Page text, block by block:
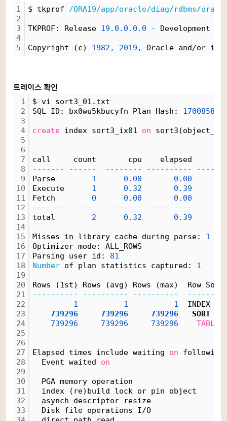
1
2
3
4
5
$ tkprof /ORA19/app/oracle/diag/rdbms/
TKPROF: Release 19.0.0.0.0 - Development
Copyright (c) 1982, 2019, Oracle and/or
트레이스 확인
1
2
3
4
5
6
7
8
9
10
11
12
13
14
15
16
17
18
19
20
21
22
23
24
25
26
27
28
29
30
31
32
33
$ vi sort3_01.txt
SQL ID: bx0wu5kbucyfn Plan Hash:
create index sort3_ix01 on
call     count       cpu    elapsed
-------
------ -------- ----------
Parse 1 0.00
0.00
Execute 1 0.32 0.39
Fetch 0 0.00
0.00
-------
------ -------- ----------
total 2 0.32 0.39
Misses in library cache during parse: 1
Optimizer mode: ALL_ROWS
Parsing user id: 81
Number of plan statistics captured: 1
Rows (1st) Rows (avg) Rows (max)  Row
----------
---------- ----------
1
1 1 INDEX
739296
739296 739296 SORT
739296
739296 739296 TABLE
Elapsed times include waiting on following
Event waited on
----------------------------------------
PGA memory
index (re)build lock or pin
asynch descriptor
Disk file operations